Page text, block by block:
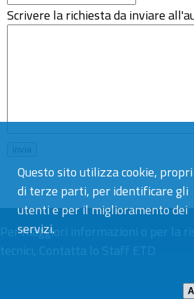
Questo sito utilizza cookie,
di terze parti, per identificare gli
utenti e per il miglioramento dei
servizi.
Scrivere la richiesta da inviare
Per maggiori informazioni o per la
tecnici, Contatta lo Staff ETD